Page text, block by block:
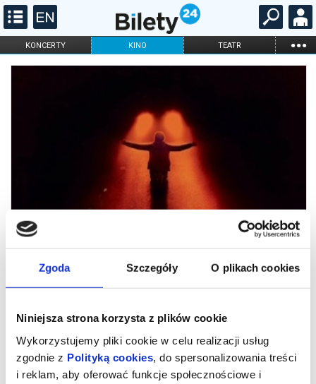
Zgoda Szczegóły O plikach cookies
Niniejsza strona korzysta z plików cookie
Wykorzystujemy pliki cookie w celu realizacji usług
zgodnie z Polityką cookies , do spersonalizowania treści
i reklam, aby oferować funkcje społecznościowe i
KONCERTY KINO TEATR ...
FILHARMONIA OPERA I BALET